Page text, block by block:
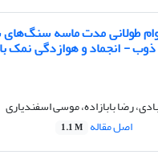
طولانی مدت ماسه سنگ‌های
- انجماد و هوازدگی نمک
رضا بابازاده، موسی اسفندیاری
اصل مقاله 1.1 M